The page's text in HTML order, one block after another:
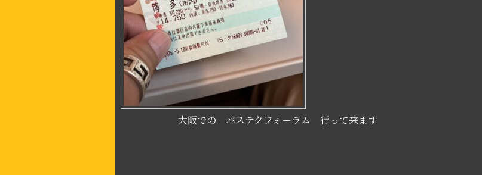
大阪での バステクフォーラム 行って来ます